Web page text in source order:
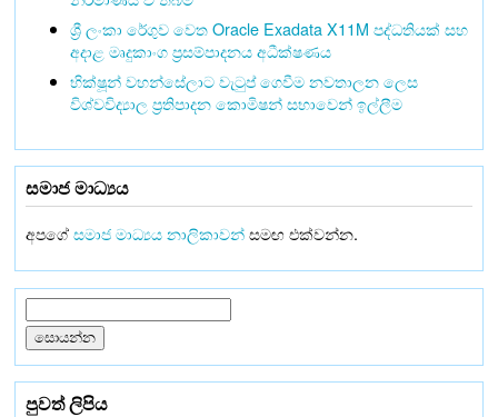
ශ්‍රී ලංකා රේගුව වෙත Oracle Exadata X11M පද්ධතියක් සහ
අදාළ මෘදුකාංග ප්‍රසම්පාදනය අධීක්ෂණය
භික්ෂූන් වහන්සේලාට වැටුප් ගෙවීම නවතාලන ලෙස
විශ්වවිද්‍යාල ප්‍රතිපාදන කොමිෂන් සභාවෙන් ඉල්ලීම
සමාජ මාධ්‍යය
අපගේසමාජ මාධ්‍යය නාලිකාවන්සමඟ එක්වන්න.
පුවත් ලිපිය